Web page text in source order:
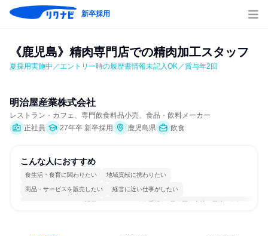
新卒採用
《鹿児島》精肉専門店での精肉加工スタッフ
夏採用実施中／エントリー時の履歴書情報未記入OK／賞与年2回
明治屋産業株式会社
レストラン・カフェ、専門飲食料品小売、食品・飲料メーカー
正社員
27年卒 新卒採用 鹿児島県 飲食
こんな人におすすめ
食生活・食育に関わりたい 地域貢献に携わりたい
商品・サービスを販売したい 経営に近い仕事がしたい
コミュニケーションが活発 チームワークを重視 長く同じ会社に居続けられる